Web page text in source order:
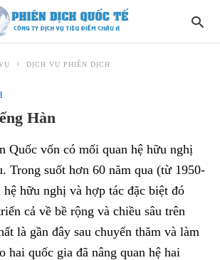
DỊCH VỤ PHIÊN DỊCH
Hàn
Quốc vốn có mối quan hệ hữu nghị
Trong suốt hơn 60 năm qua (từ 1950-
hữu nghị và hợp tác đặc biệt đó
cả về bề rộng và chiều sâu trên
là gần đây sau chuyến thăm và làm
hai quốc gia đã nâng quan hệ hai